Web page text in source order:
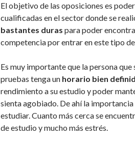
El objetivo de las oposiciones es
cualificadas en el sector donde se
bastantes duras para poder
competencia por entrar en este tipo
Es muy importante que la persona que
pruebas tenga un horario bien
rendimiento a su estudio y poder
sienta agobiado. De ahí la importancia
estudiar. Cuanto más cerca se
de estudio y mucho más estrés.